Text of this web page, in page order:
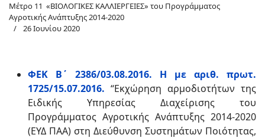
Μέτρο 11 «ΒΙΟΛΟΓΙΚΕΣ ΚΑΛΛΙΕΡΓΕΙΕΣ» του Προγράμματος
Αγροτικής Ανάπτυξης 2014-2020
26 Ιουνίου 2020
ΦΕΚ Β΄ 2386/03.08.2016. Η με αριθ. πρωτ.
1725/15.07.2016. “Εκχώρηση αρμοδιοτήτων της
Ειδικής Υπηρεσίας Διαχείρισης του
Προγράμματος Αγροτικής Ανάπτυξης 2014-2020
(ΕΥΔ ΠΑΑ) στη Διεύθυνση Συστημάτων Ποιότητας,